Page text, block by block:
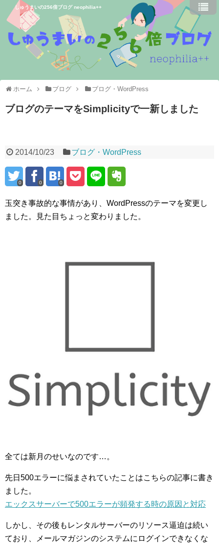
しゅうまいの256倍ブログ neophilia++
ホーム ブログ ブログ・WordPress
ブログのテーマをSimplicityで一新しました
2014/10/23 ブログ・WordPress
0 0 0
玉突き事故的な事情があり、WordPressのテーマを変更し
ました。見た目ちょっと変わりました。
全ては新月のせいなのです…。
先日500エラーに悩まされていたことはこちらの記事に書き
ました。
エックスサーバーで500エラーが頻発する時の原因と対応
しかし、その後もレンタルサーバーのリソース逼迫は続い
ており、メールマガジンのシステムにログインできなくな